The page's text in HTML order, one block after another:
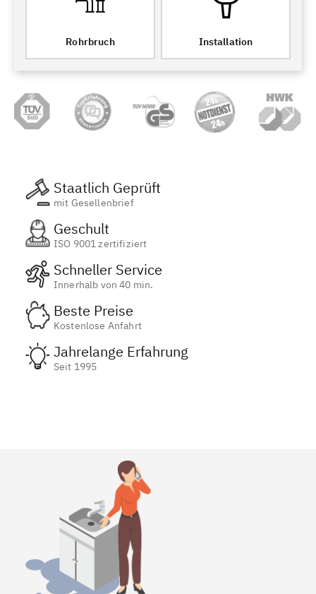
Rohrbruch Installation
Staatlich Geprüft
mit Gesellenbrief
Geschult
ISO 9001 zertifiziert
Schneller Service
Innerhalb von 40 min.
Beste Preise
Kostenlose Anfahrt
Jahrelange Erfahrung
Seit 1995